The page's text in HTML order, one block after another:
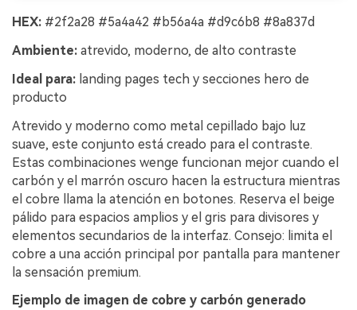
HEX: #2f2a28 #5a4a42 #b56a4a #d9c6b8 #8a837d
Ambiente: atrevido, moderno, de alto contraste
Ideal para: landing pages tech y secciones hero de
producto
Atrevido y moderno como metal cepillado bajo luz
suave, este conjunto está creado para el contraste.
Estas combinaciones wenge funcionan mejor cuando el
carbón y el marrón oscuro hacen la estructura mientras
el cobre llama la atención en botones. Reserva el beige
pálido para espacios amplios y el gris para divisores y
elementos secundarios de la interfaz. Consejo: limita el
cobre a una acción principal por pantalla para mantener
la sensación premium.
Ejemplo de imagen de cobre y carbón generado